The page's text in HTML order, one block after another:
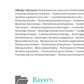
Wichtige Stichworte:Maklerbestand verkaufen
Investmentbestand verkaufen – Maklerunternehmen
Versicherungsbestand kaufen – Investmentbestand
Maklerbeständen – Maklerbestand übernehmen –
Bestände übernehmen –Maklerbestand integrieren –
übertragen – Versicherungsbestand übertragen –
Nachfolge Makler – Nachfolge Maklerunternehmen –
Nachfolgefahrplan – Fahrplan Maklernachfolge –
Maklerbestand – Nachfolger Versicherungsbestand –
Bestandsbewertung – Bewertung von
Maklerunternehmen – Maklerbestand bewerten –
Wertgutachten – Bestandsmarktplatz – Marktplatz für
Versicherungsmakler – Treuhandvertrag für Makler –
Finanzierung von Maklerbeständen – Maklerunternehmen
Bayern